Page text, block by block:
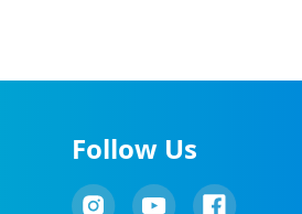
Follow Us